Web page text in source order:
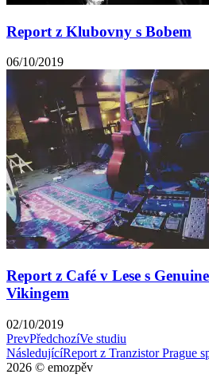
Report z Klubovny s Bobem
06/10/2019
Report z Café v Lese s
Vikingem
02/10/2019
PrevPředchozíVe studiu
NásledujícíReport z Tranzistor Prague
2026 © emozpěv